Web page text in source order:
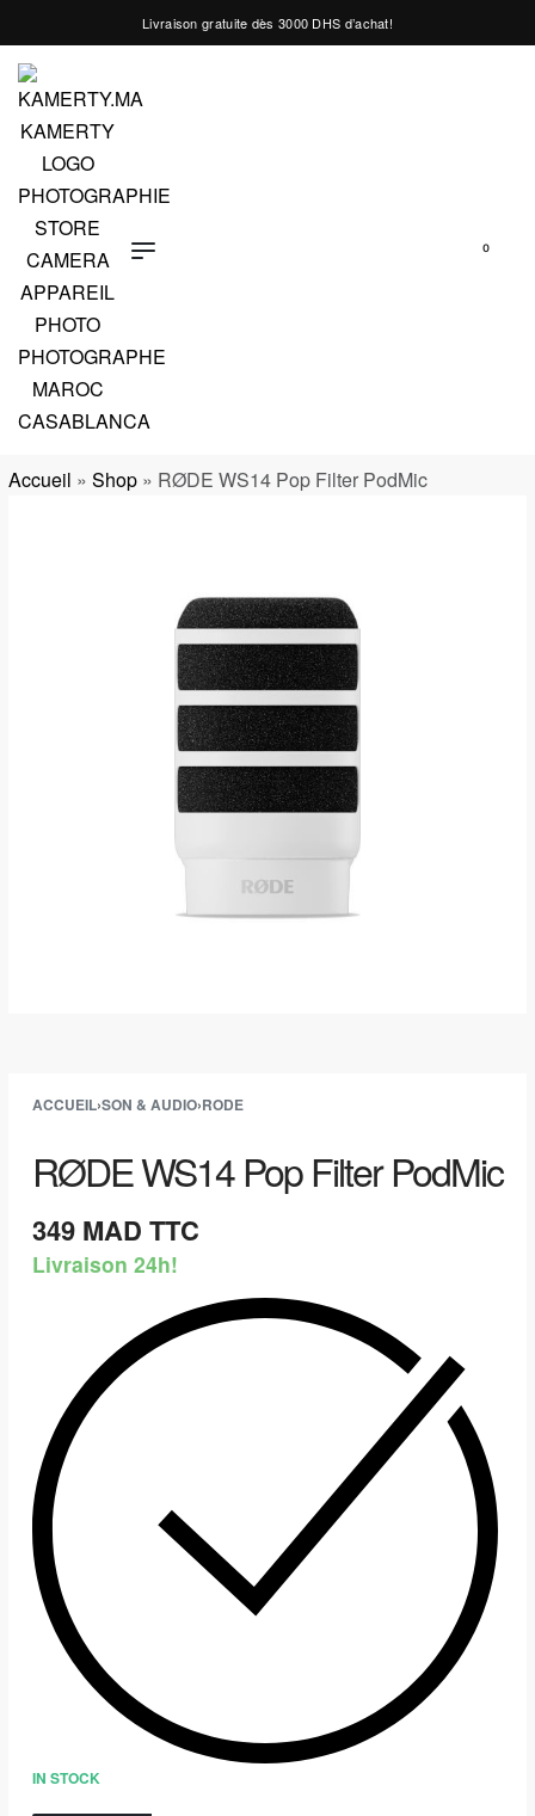
Livraison gratuite dès 3000 DHS d’achat!
0
Accueil » Shop » RØDE WS14 Pop Filter PodMic
ACCUEIL›SON & AUDIO›RODE
RØDE WS14 Pop Filter PodMic
349 MAD TTC
Livraison 24h!
IN STOCK